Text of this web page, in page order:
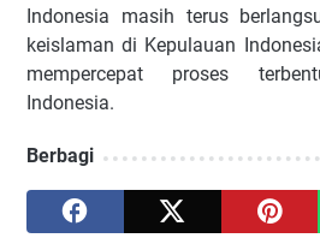
Indonesia masih terus
keislaman di Kepulauan
mempercepat proses
Indonesia.
Berbagi